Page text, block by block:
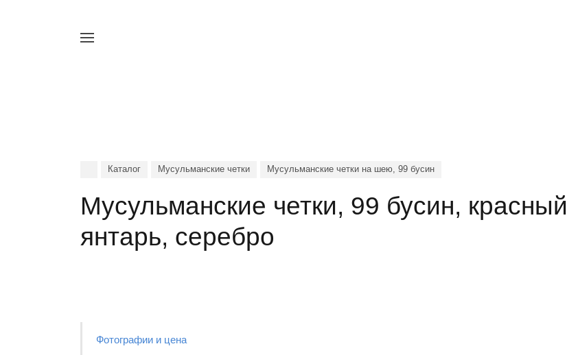
Каталог Мусульманские четки Мусульманские четки на шею, 99 бусин
Мусульманские четки, 99 бусин, красный
янтарь, серебро
Фотографии и цена